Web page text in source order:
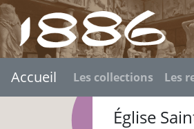
Accueil Les collections Les
Église